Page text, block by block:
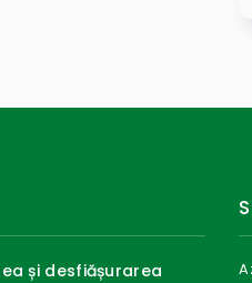
și desfiășurarea